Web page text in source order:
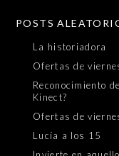
POSTS
La historiadora
Ofertas de
Reconocimiento
Kinect?
Ofertas de
Lucía a los 15